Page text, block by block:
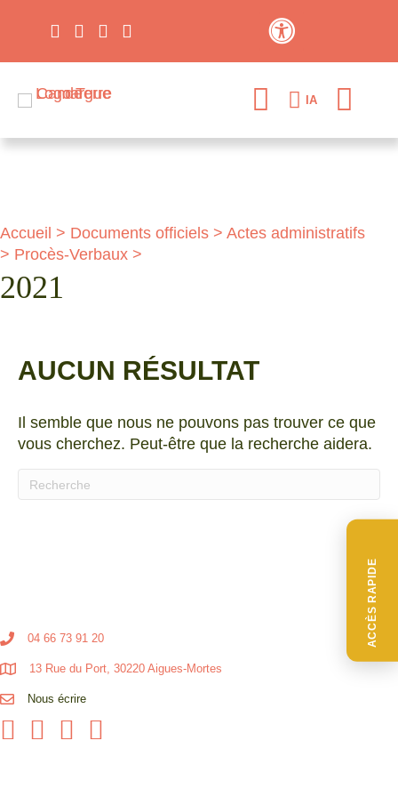
ACCÈS RAPIDE
IA
Accueil > Documents officiels > Actes administratifs
> Procès-Verbaux >
2021
AUCUN RÉSULTAT
Il semble que nous ne pouvons pas trouver ce que
vous cherchez. Peut-être que la recherche aidera.
04 66 73 91 20
13 Rue du Port, 30220 Aigues-Mortes
Nous écrire